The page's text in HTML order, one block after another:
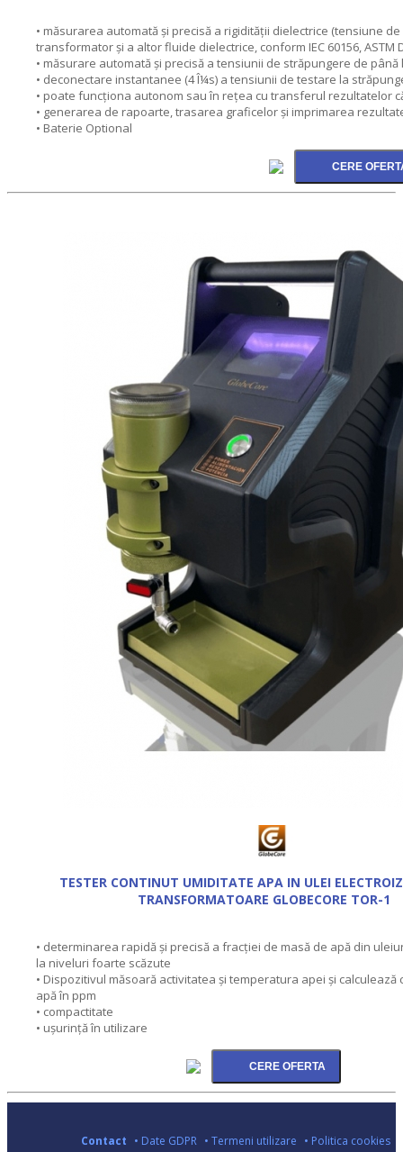
• măsurarea automată şi precisă a rigidităţii dielectrice (tensiune
transformator şi a altor fluide dielectrice, conform IEC 60156, ASTM
• măsurare automată şi precisă a tensiunii de străpungere de până
• deconectare instantanee (4 Î¼s) a tensiunii de testare la
• poate funcţiona autonom sau în reţea cu transferul rezultatelor
• generarea de rapoarte, trasarea graficelor şi imprimarea
• Baterie Optional
TESTER CONTINUT UMIDITATE APA IN ULEI
TRANSFORMATOARE GLOBECORE TOR-1
• determinarea rapidă şi precisă a fracţiei de masă de apă din
la niveluri foarte scăzute
• Dispozitivul măsoară activitatea şi temperatura apei şi
apă în ppm
• compactitate
• ușurinţă în utilizare
Contact • Date GDPR • Termeni utilizare • Politica cookies